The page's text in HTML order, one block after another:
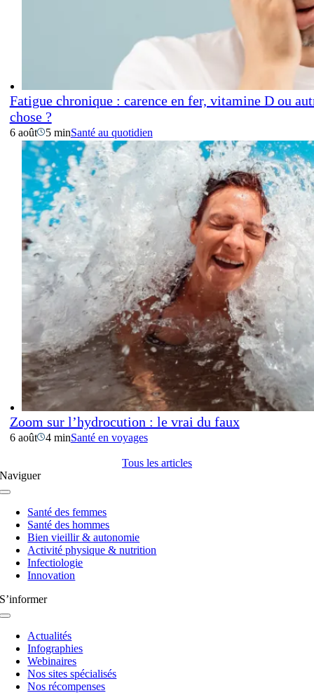
Fatigue chronique : carence en fer, vitamine D ou
chose ?
6 août 5 minSanté au quotidien
Zoom sur l’hydrocution : le vrai du faux
6 août 4 minSanté en voyages
Tous les articles
Naviguer
Navigation
basculeSanté des femmes
Santé des hommes
Bien vieillir & autonomie
Activité physique & nutrition
Infectiologie
Innovation
S’informer
Navigation
basculeActualités
Infographies
Webinaires
Nos sites spécialisés
Nos récompenses